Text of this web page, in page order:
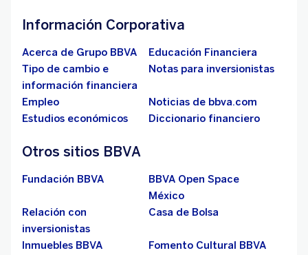
Información Corporativa
Acerca de Grupo BBVA
Educación Financiera
Tipo de cambio e
información financiera
Notas para inversionistas
Empleo
Noticias de bbva.com
Estudios económicos
Diccionario financiero
Otros sitios BBVA
Fundación BBVA
BBVA Open Space
México
Relación con
inversionistas
Casa de Bolsa
Inmuebles BBVA
Fomento Cultural BBVA